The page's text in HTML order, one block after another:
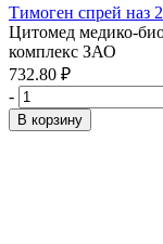
Тимоген спрей наз
Цитомед медико-
комплекс ЗАО
732.80 ₽
-
В корзину